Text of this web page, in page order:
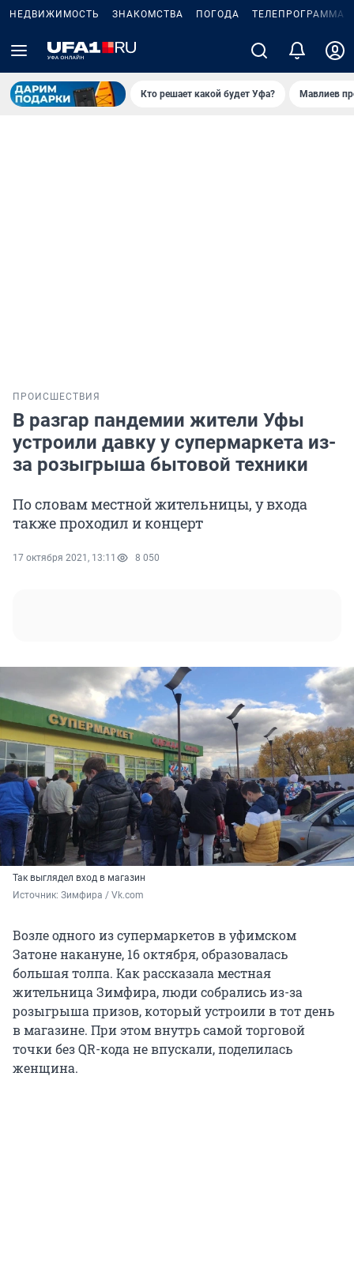
НЕДВИЖИМОСТЬ ЗНАКОМСТВА ПОГОДА ТЕЛЕПРОГРАММА
Кто решает какой будет Уфа? Мавлиев
ПРОИСШЕСТВИЯ
В разгар пандемии жители Уфы
устроили давку у супермаркета из-
за розыгрыша бытовой техники
По словам местной жительницы, у входа
также проходил и концерт
17 октября 2021, 13:11 8 050
Так выглядел вход в магазин
Источник: Зимфира / Vk.com
Возле одного из супермаркетов в уфимском
Затоне накануне, 16 октября, образовалась
большая толпа. Как рассказала местная
жительница Зимфира, люди собрались из-за
розыгрыша призов, который устроили в тот день
в магазине. При этом внутрь самой торговой
точки без QR-кода не впускали, поделилась
женщина.